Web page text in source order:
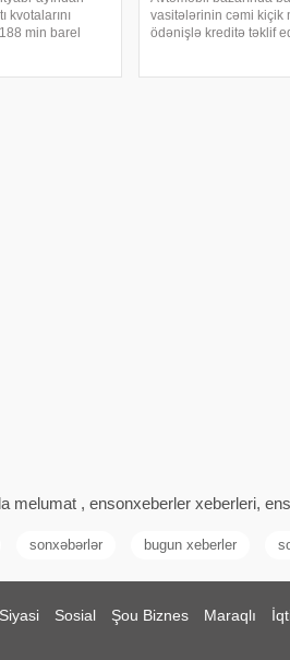
kvotalarını
min barel
vasitələrinin cəmi kiçik
ödənişlə kreditə təklif
melumat , ensonxeberler xeberleri,
sonxəbərlər bugun xeberler
Siyasi Sosial Şou Biznes Maraqlı